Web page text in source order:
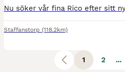
Staffanstorp (118.2km)
1 2 ...